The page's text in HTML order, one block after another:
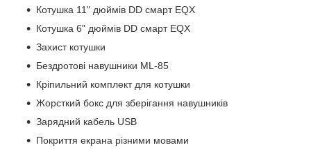
Котушка 11" дюймів DD смарт EQX
Котушка 6" дюймів DD смарт EQX
Захист котушки
Бездротові навушники ML-85
Кріпильний комплект для котушки
Жорсткий бокс для зберігання навушників
Зарядний кабель USB
Покриття екрана різними мовами